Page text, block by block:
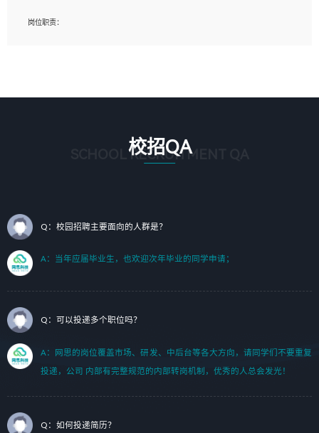
1、艺术设计类相关专业；（其中需求分析顾问不限专业）
岗位职责：
2. 熟悉 前端常用框架, 能独立完成设计给予的 UI 效果;
3. 有良好的代码习惯, 低级错误出现频率低;
7. 了解或熟悉 WebGL 及相关框架优先。
（岗位人员专职于行业应用解决方案、项目申报方案、投标方案的策划编写）
校招QA
SCHOOL RECRUITMENT QA
Q：校园招聘主要面向的人群是？
A：当年应届毕业生，也欢迎次年毕业的同学申请；
Q：可以投递多个职位吗？
A：网思的岗位覆盖市场、研发、中后台等各大方向，请同学们不要重复
投递，公司 内部有完整规范的内部转岗机制，优秀的人总会发光！
Q：如何投递简历？